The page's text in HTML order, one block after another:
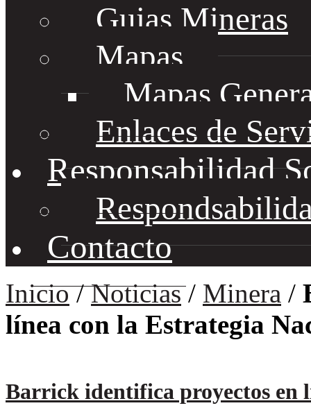
Guias Mineras
Mapas
Mapas
Enlaces de
Responsabilidad
Contacto
Inicio/Noticias/ Minera /
línea con la Estrategia
Barrick identifica proyectos en